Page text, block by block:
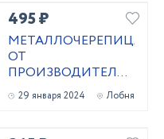
495 ₽
МЕТАЛЛОЧЕРЕПИЦА
ОТ
ПРОИЗВОДИТЕЛЯ,
СЕРТИФИЦИРОВАНА
ПО ГОСТ 2024Г.
29 января 2024 Лобня